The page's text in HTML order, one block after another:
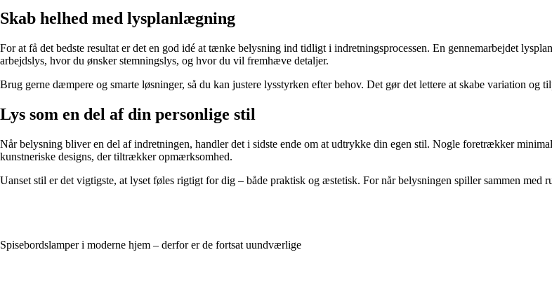
Skab helhed med lysplanlægning
For at få det bedste resultat er det en god idé at tænke belysning ind tidligt i indretningsprocessen. En gennemarbejdet
arbejdslys, hvor du ønsker stemningslys, og hvor du vil fremhæve detaljer.
Brug gerne dæmpere og smarte løsninger, så du kan justere lysstyrken efter behov. Det gør det lettere at skabe variation og
Lys som en del af din personlige stil
Når belysning bliver en del af indretningen, handler det i sidste ende om at udtrykke din egen stil. Nogle foretrækker
kunstneriske designs, der tiltrækker opmærksomhed.
Uanset stil er det vigtigste, at lyset føles rigtigt for dig – både praktisk og æstetisk. For når belysningen spiller sammen med
Spisebordslamper i moderne hjem – derfor er de fortsat uundværlige